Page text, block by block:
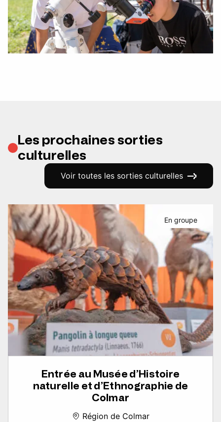
Les prochaines sorties
culturelles
Voir toutes les sorties culturelles
Entrée au Musée d’Histoire
naturelle et d’Ethnographie de
Colmar
Région de Colmar
En groupe